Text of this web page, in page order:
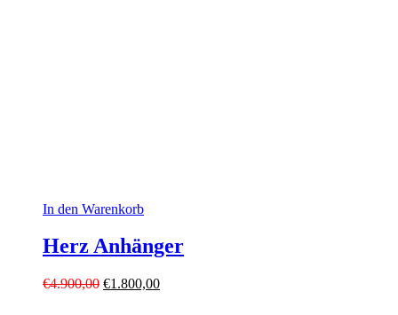
In den Warenkorb
Herz Anhänger
€4.900,00 Ursprünglicher
€1.800,00Aktueller